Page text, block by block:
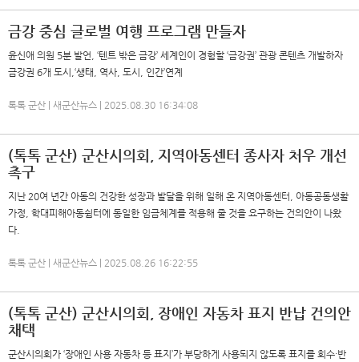
금강 중심 글로벌 여행 프로그램 만들자
윤신애 의원 5분 발언, ‘텐트 밖은 금강’ 세계인이 경험할 ‘금강권’ 관광 콘텐츠 개발하자
금강권 6개 도시,‘생태, 역사, 도시, 인간’연계
톡톡 군산 | 새군산뉴스 | 2025.08.30 16:34:08
(톡톡 군산) 군산시의회, 지역아동센터 종사자 처우 개선
촉구
지난 20여 년간 아동의 건강한 성장과 발달을 위해 일해 온 지역아동센터, 아동공동생활
가정, 학대피해아동쉼터에 동일한 임금체계를 적용해 줄 것을 요구하는 건의안이 나왔
다.
톡톡 군산 | 새군산뉴스 | 2025.08.26 16:22:55
(톡톡 군산) 군산시의회, 장애인 자동차 표지 반납 건의안
채택
군산시의회가 ‘장애인 사용 자동차 등 표지’가 부당하게 사용되지 않도록 표지를 회수·반